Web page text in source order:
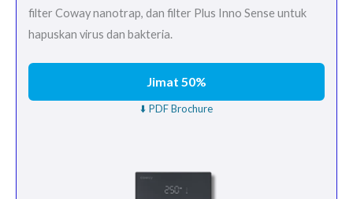
filter Coway nanotrap, dan filter Plus Inno Sense untuk
hapuskan virus dan bakteria.
Jimat 50%
⬇️ PDF Brochure